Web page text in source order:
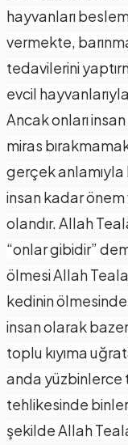
hayvanları
vermekte,
tedavilerini
evcil
Ancak onları
miras
gerçek anlamıyla
insan kadar
olandır. Allah
“onlar gibidir”
ölmesi Allah
kedinin
insan olarak
toplu kıyıma
anda yüzbinlerce
tehlikesinde
şekilde Allah